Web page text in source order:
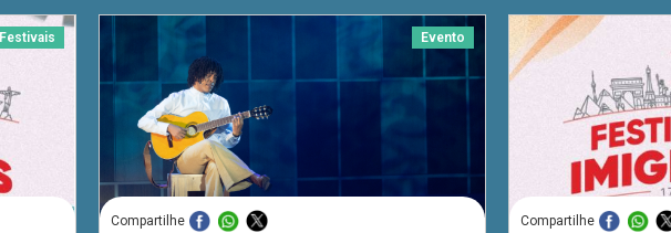
Festivais Evento
Compartilhe Compartilhe